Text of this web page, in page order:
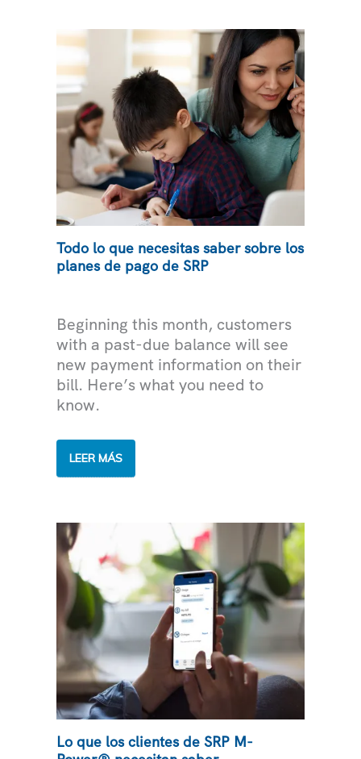
ZOOLIGHTS
PARA
CLIENTES
DE
SRP
Todo lo que necesitas saber sobre los
planes de pago de SRP
Beginning this month, customers
with a past-due balance will see
new payment information on their
bill. Here’s what you need to
know.
TODO
QUE
LOS
PLANES
DE
PAGO
DE
SRP
LEER MÁS
Lo que los clientes de SRP M-